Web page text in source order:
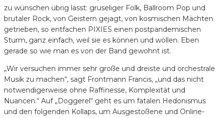
zu wünschen übrig lässt: gruseliger Folk, Ballroom Pop und
brutaler Rock, von Geistern gejagt, von kosmischen Mächten
getrieben, so entfachen PIXIES einen postpandemischen
Sturm, ganz einfach, weil sie es können und wollen. Eben
gerade so wie man es von der Band gewohnt ist.
„Wir versuchen immer sehr große und dreiste und orchestrale
Musik zu machen“, sagt Frontmann Francis, „und das nicht
notwendigerweise ohne Raffinesse, Komplexität und
Nuancen.“ Auf „Doggerel“ geht es um fatalen Hedonismus
und den folgenden Kollaps, um Ausgestoßene und Online-